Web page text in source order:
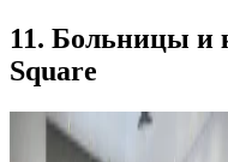
11. Больницы и
Square